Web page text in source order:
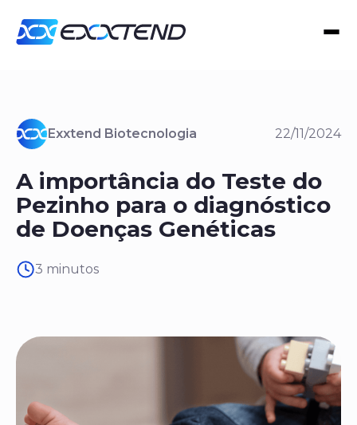
Exxtend Biotecnologia 22/11/2024
A importância do Teste do
Pezinho para o diagnóstico
de Doenças Genéticas
3 minutos